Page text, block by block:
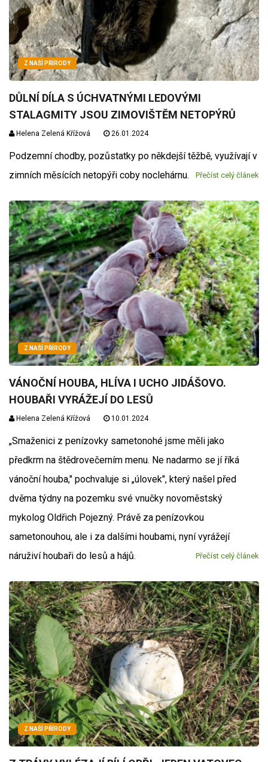
Z NAŠÍ PŘÍRODY
DŮLNÍ DÍLA S ÚCHVATNÝMI LEDOVÝMI
STALAGMITY JSOU ZIMOVIŠTĚM NETOPÝRŮ
Helena Zelená Křížová 26.01.2024
Podzemní chodby, pozůstatky po někdejší těžbě, využívají v
zimních měsících netopýři coby noclehárnu.
Přečíst celý článek
Z NAŠÍ PŘÍRODY
VÁNOČNÍ HOUBA, HLÍVA I UCHO JIDÁŠOVO.
HOUBAŘI VYRÁŽEJÍ DO LESŮ
Helena Zelená Křížová 10.01.2024
„Smaženici z penízovky sametonohé jsme měli jako
předkrm na štědrovečerním menu. Ne nadarmo se jí říká
vánoční houba," pochvaluje si „úlovek", který našel před
dvěma týdny na pozemku své vnučky novoměstský
mykolog Oldřich Pojezný. Právě za penízovkou
sametonouhou, ale i za dalšími houbami, nyní vyrážejí
náruživí houbaři do lesů a hájů.
Přečíst celý článek
Z NAŠÍ PŘÍRODY